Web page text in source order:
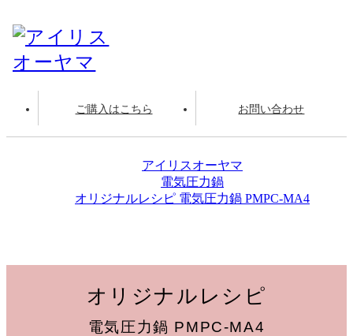
ご購入はこちら お問い合わせ
アイリスオーヤマ
電気圧力鍋
オリジナルレシピ 電気圧力鍋 PMPC-MA4
オリジナルレシピ
電気圧力鍋 PMPC-MA4